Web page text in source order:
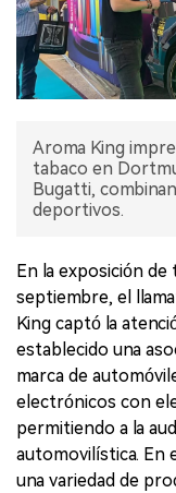
ENTREVISTA
Aroma King
tabaco en
Bugatti,
deportivos.
En la exposición
septiembre, el
King captó la
establecido una
marca de
electrónicos con
permitiendo a la
automovilística. En
una variedad de